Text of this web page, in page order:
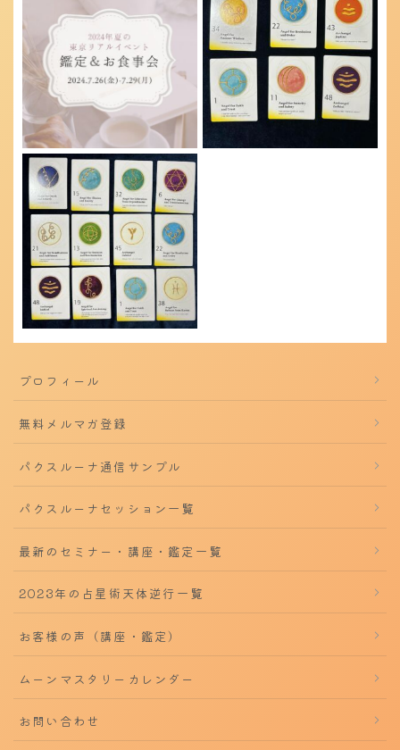
プロフィール
無料メルマガ登録
パクスルーナ通信サンプル
パクスルーナセッション一覧
最新のセミナー・講座・鑑定一覧
2023年の占星術天体逆行一覧
お客様の声（講座・鑑定）
ムーンマスタリーカレンダー
お問い合わせ